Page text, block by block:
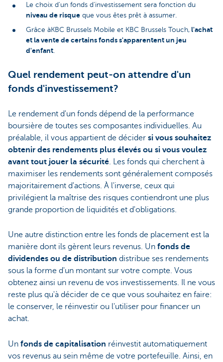
Le choix d'un fonds d'investissement sera fonction du
niveau de risque que vous êtes prêt à assumer.
Grâce àKBC Brussels Mobile et KBC Brussels Touch, l'achat
et la vente de certains fonds s'apparentent un jeu
d'enfant
Quel rendement peut-on attendre d'un
fonds d'investissement?
Le rendement d'un fonds dépend de la performance
boursière de toutes ses composantes individuelles. Au
préalable, il vous appartient de décider si vous souhaitez
obtenir des rendements plus élevés ou si vous voulez
avant tout jouer la sécurité. Les fonds qui cherchent à
maximiser les rendements sont généralement composés
majoritairement d'actions. À l'inverse, ceux qui
privilégient la maîtrise des risques contiendront une plus
grande proportion de liquidités et d'obligations.
Une autre distinction entre les fonds de placement est la
manière dont ils gèrent leurs revenus. Un fonds de
dividendes ou de distribution distribue ses rendements
sous la forme d'un montant sur votre compte. Vous
obtenez ainsi un revenu de vos investissements. Il ne vous
reste plus qu'à décider de ce que vous souhaitez en faire:
le conserver, le réinvestir ou l'utiliser pour financer un
achat.
Un fonds de capitalisation réinvestit automatiquement
vos revenus au sein même de votre portefeuille. Ainsi, en